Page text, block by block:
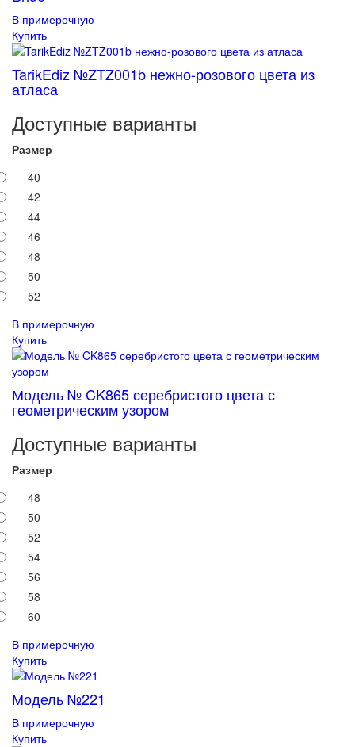
В примерочную
Купить
TarikEdiz №ZTZ001b нежно-розового цвета из
атласа
Доступные варианты
Размер
40
42
44
46
48
50
52
В примерочную
Купить
Модель № CK865 серебристого цвета с
геометрическим узором
Доступные варианты
Размер
48
50
52
54
56
58
60
В примерочную
Купить
Модель №221
В примерочную
Купить